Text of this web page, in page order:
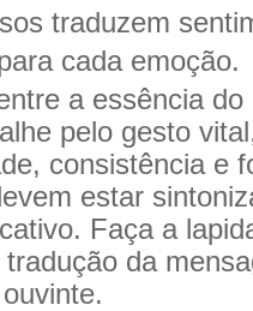
traduzem
cada emoção.
a essência
pelo gesto
consistência e
estar
Faça a
da